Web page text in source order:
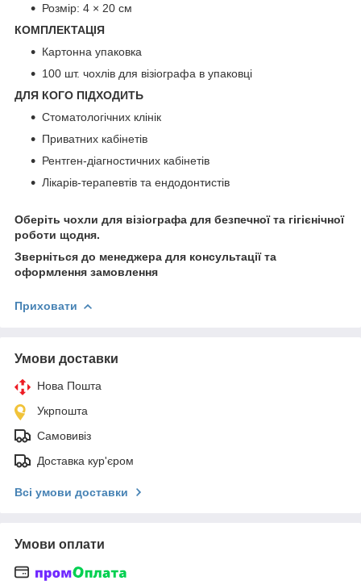
Розмір: 4 × 20 см
КОМПЛЕКТАЦІЯ
Картонна упаковка
100 шт. чохлів для візіографа в упаковці
ДЛЯ КОГО ПІДХОДИТЬ
Стоматологічних клінік
Приватних кабінетів
Рентген-діагностичних кабінетів
Лікарів-терапевтів та ендодонтистів
Оберіть чохли для візіографа для безпечної та гігієнічної
роботи щодня.
Зверніться до менеджера для консультації та
оформлення замовлення
Приховати
Умови доставки
Нова Пошта
Укрпошта
Самовивіз
Доставка кур'єром
Всі умови доставки
Умови оплати